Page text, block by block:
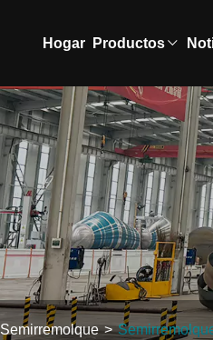
Hogar Productos
Semirremolque